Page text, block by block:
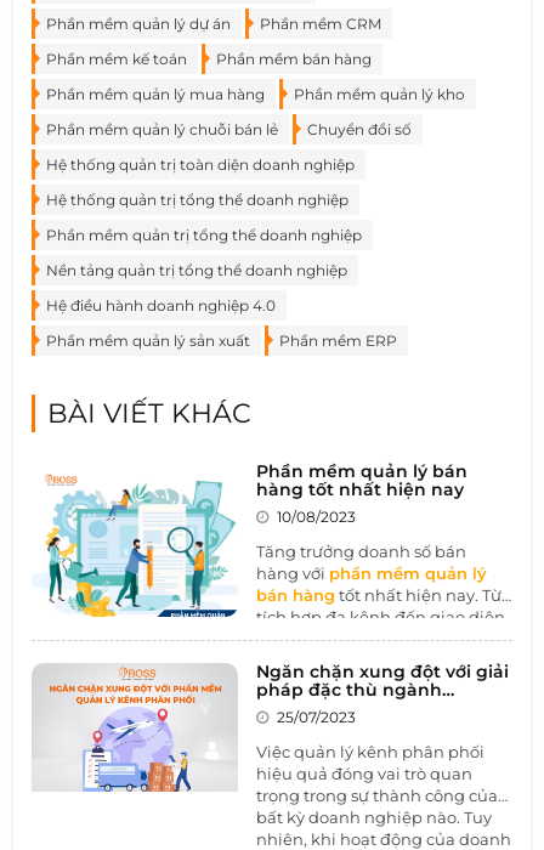
Phần mềm quản lý dự án
Phần mềm CRM
Phần mềm kế toán
Phần mềm bán hàng
Phần mềm quản lý mua hàng
Phần mềm quản lý kho
Phần mềm quản lý chuỗi bán lẻ
Chuyển đổi số
Hệ thống quản trị toàn diện doanh nghiệp
Hệ thống quản trị tổng thể doanh nghiệp
Phần mềm quản trị tổng thể doanh nghiệp
Nền tảng quản trị tổng thể doanh nghiệp
Hệ điều hành doanh nghiệp 4.0
Phần mềm quản lý sản xuất
Phần mềm ERP
BÀI VIẾT KHÁC
Phần mềm quản lý bán
hàng tốt nhất hiện nay
10/08/2023
Tăng trưởng doanh số bán
hàng với phần mềm quản lý
bán hàng tốt nhất hiện nay. Từ
tích hợp đa kênh đến giao diện
thân thiện, tính năng quản lý
tồn kho chính xác, tùy chỉnh
linh hoạt, và khả năng bảo mật
dữ liệu, bài viết này sẽ đưa bạn
vào thế giới của những ưu điểm
mà phần mềm quản lý bán
hàng hàng đầu mang lại.
Không chỉ giúp tối ưu hóa quy
trình kinh doanh, mà còn thúc
đẩy sự tương tác và tin cậy từ
Ngăn chặn xung đột với giải
pháp đặc thù ngành
Thương mại-Phân phối
25/07/2023
Việc quản lý kênh phân phối
hiệu quả đóng vai trò quan
trọng trong sự thành công của
bất kỳ doanh nghiệp nào. Tuy
nhiên, khi hoạt động của doanh